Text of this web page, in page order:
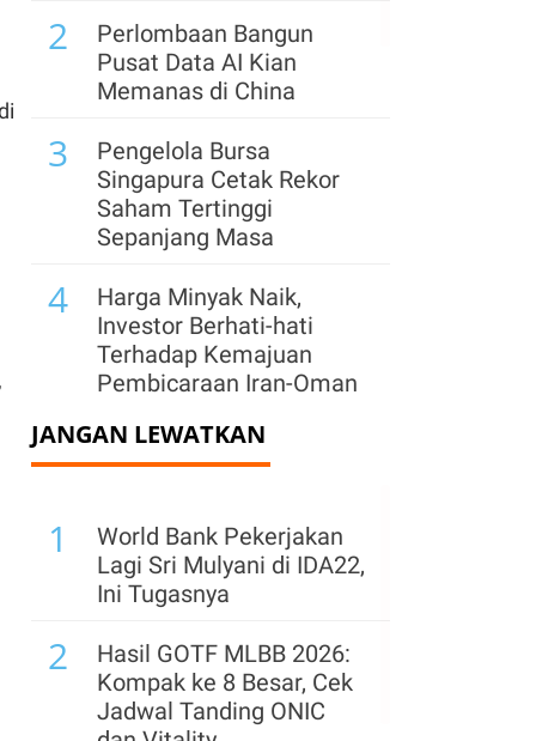
2
Perlombaan Bangun
Pusat Data AI Kian
Memanas di China
3
Pengelola Bursa
Singapura Cetak Rekor
Saham Tertinggi
Sepanjang Masa
4
Harga Minyak Naik,
Investor Berhati-hati
Terhadap Kemajuan
Pembicaraan Iran-Oman
5
Iran Ancam Balas
Serangan AS dengan
Energi Teluk
Google Hadapi
Penolakan Proyek Pusat
Data US$ 15 Miliar di
India, Ada Apa?
Indeks KOSPI Ditutup
JANGAN LEWATKAN
1
World Bank Pekerjakan
Lagi Sri Mulyani di IDA22,
Ini Tugasnya
2
Hasil GOTF MLBB 2026:
Kompak ke 8 Besar, Cek
Jadwal Tanding ONIC